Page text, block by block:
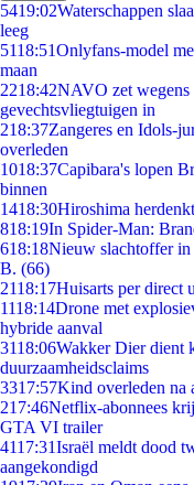
5419:02Waterschappen
leeg
5118:51Onlyfans-model
maan
2218:42NAVO zet wegens
gevechtsvliegtuigen in
218:37Zangeres en Idols-
overleden
1018:37Capibara's lopen
binnen
1418:30Hiroshima
818:19In Spider-Man:
618:18Nieuw slachtoffer in
B. (66)
2118:17Huisarts per direct
1118:14Drone met
hybride aanval
3118:06Wakker Dier dient
duurzaamheidsclaims
3317:57Kind overleden na
217:46Netflix-abonnees
GTA VI trailer
4117:31Israël meldt dood
aangekondigd